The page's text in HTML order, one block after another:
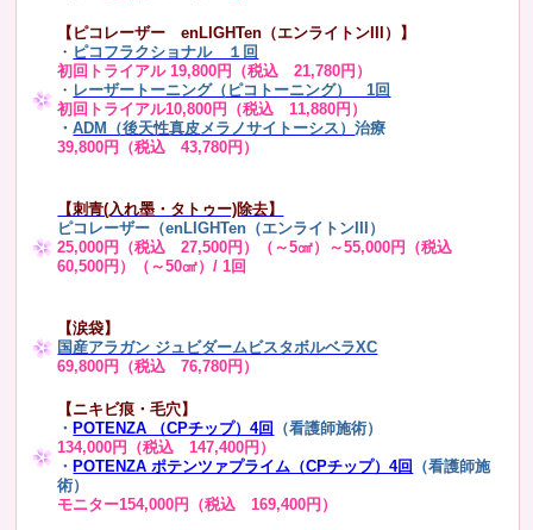
【ピコレーザー enLIGHTen（エンライトンIII）】
・ ピコフラクショナル １回
初回トライアル 19,800円（税込 21,780円）
・ レーザートーニング（ピコトーニング） 1回
初回トライアル10,800円（税込 11,880円）
・ADM（後天性真皮メラノサイトーシス）治療
39,800円（税込 43,780円）
【刺青(入れ墨・タトゥー)除去】
ピコレーザー（enLIGHTen（エンライトンIII）
25,000円（税込 27,500円）（～5㎠）～55,000円（税込
60,500円）（～50㎠）/ 1回
【涙袋】
国産アラガン ジュビダームビスタボルベラXC
69,800円（税込 76,780円）
【ニキビ痕・毛穴】
・ POTENZA （CPチップ）4回
（看護師施術）
134,000円（税込 147,400円）
・ POTENZA ポテンツァプライム（CPチップ）4回
（看護師施
術）
モニター154,000円（税込 169,400円）